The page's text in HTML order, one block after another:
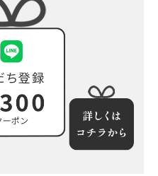
ガラスドーム